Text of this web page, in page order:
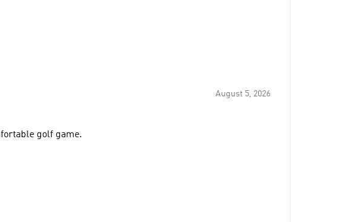
August 5, 2026
golf game.